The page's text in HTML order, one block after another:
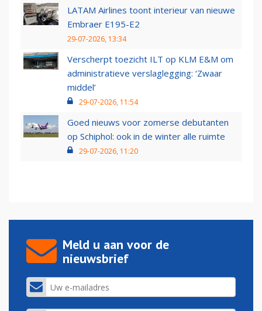
LATAM Airlines toont interieur van nieuwe
Embraer E195-E2
29-07-2026, 13:34
Verscherpt toezicht ILT op KLM E&M om
administratieve verslaglegging: ‘Zwaar
middel’
29-07-2026, 11:54
Goed nieuws voor zomerse debutanten
op Schiphol: ook in de winter alle ruimte
29-07-2026, 11:20
Meld u aan voor de
nieuwsbrief